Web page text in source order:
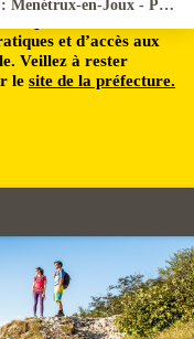
et d’accès aux
Veillez à rester
le site de la préfecture.
Echappée Jurassienne Pédestre - Étape 12 : Menétrux-en-Joux - Pont de la Chaux